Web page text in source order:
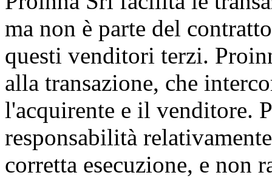
ma non è parte del
questi venditori terzi.
alla transazione, che
l'acquirente e il venditore.
responsabilità
corretta esecuzione, e non